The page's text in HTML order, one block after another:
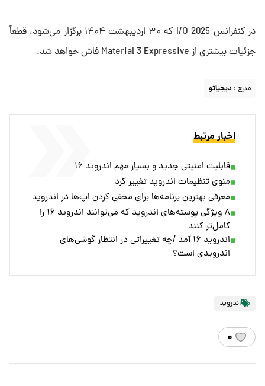
در کنفرانس I/O 2025 که ۳۰ اردیبهشت ۱۴۰۴ برگزار می‌شود، قطعاً
جزئیات بیشتری از Material 3 Expressive فاش خواهد شد.
منبع : دیجیاتو
اخبار مرتبط
قابلیت امنیتی جدید و بسیار مهم اندروید ۱۶
منوی تنظیمات اندروید تغییر کرد
معرفی بهترین برنامه‌ها برای مخفی کردن اپ‌ها در اندروید
۸ ویژگی پوسته‌های اندروید که می‌توانند اندروید ۱۶ را
کامل‌تر کنند
اندروید ۱۶ آمد /چه تغییراتی در انتظار گوشی‌های
اندرویدی است؟
اندروید
۰